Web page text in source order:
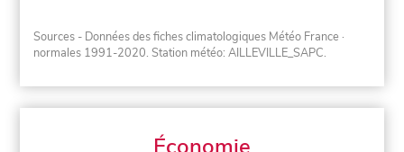
Sources - Données des fiches climatologiques Météo France ·
normales 1991-2020. Station météo: AILLEVILLE_SAPC.